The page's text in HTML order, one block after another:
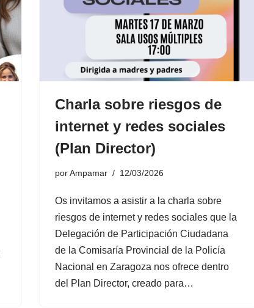
Charla sobre riesgos de
internet y redes sociales
(Plan Director)
porAmpamar 12/03/2026
Os invitamos a asistir a la charla sobre
riesgos de internet y redes sociales que la
Delegación de Participación Ciudadana
de la Comisaría Provincial de la Policía
Nacional en Zaragoza nos ofrece dentro
del Plan Director, creado para…